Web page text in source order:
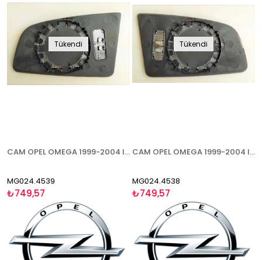
Tükendi
CAM OPEL OMEGA 1999-2004 ISITMALI SAĞ
MG024.4539
₺749,57
Tükendi
CAM OPEL OMEGA 1999-2004 ISITMALI ASFERİK SOL
MG024.4538
₺749,57